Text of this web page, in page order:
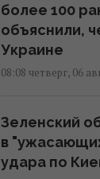
более 100
объяснили,
Украине
08:08 четверг, 06
Зеленский
в
удара по